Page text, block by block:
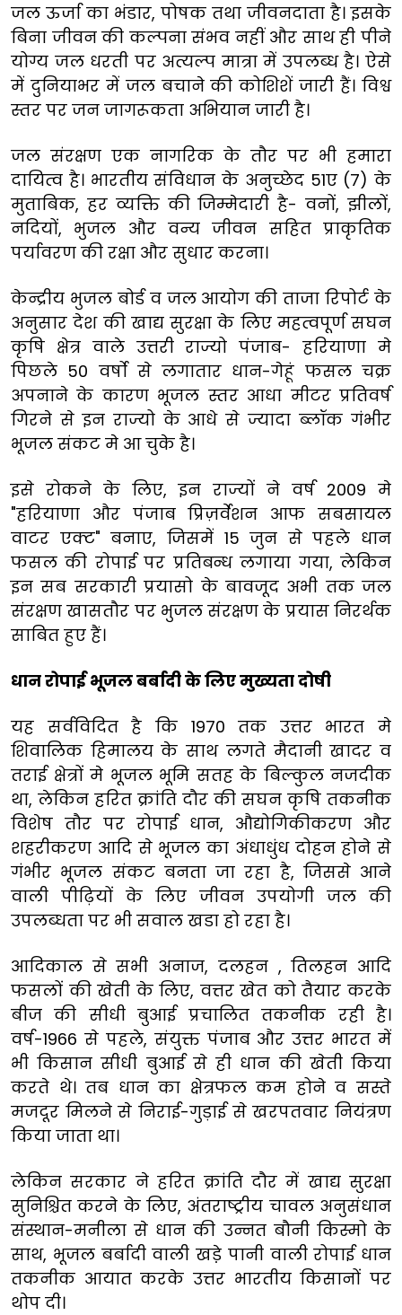
जल ऊर्जा का भंडार, पोषक तथा जीवनदाता है। इसके
बिना जीवन की कल्पना संभव नहीं और साथ ही पीने
योग्य जल धरती पर अत्यल्प मात्रा में उपलब्ध है। ऐसे
में दुनियाभर में जल बचाने की कोशिशें जारी हैं। विश्व
स्तर पर जन जागरूकता अभियान जारी है।
जल संरक्षण एक नागरिक के तौर पर भी हमारा
दायित्व है। भारतीय संविधान के अनुच्छेद 51ए (7) के
मुताबिक, हर व्यक्ति की जिम्मेदारी है- वनों, झीलों,
नदियों, भुजल और वन्य जीवन सहित प्राकृतिक
पर्यावरण की रक्षा और सुधार करना।
केन्द्रीय भुजल बोर्ड व जल आयोग की ताजा रिपोर्ट के
अनुसार देश की खाद्य सुरक्षा के लिए महत्वपूर्ण सघन
कृषि क्षेत्र वाले उत्तरी राज्यो पंजाब- हरियाणा मे
पिछले 50 वर्षो से लगातार धान-गेहूं फसल चक्र
अपनाने के कारण भूजल स्तर आधा मीटर प्रतिवर्ष
गिरने से इन राज्यो के आधे से ज्यादा ब्लॉक गंभीर
भूजल संकट मे आ चुके है।
इसे रोकने के लिए, इन राज्यों ने वर्ष 2009 मे
"हरियाणा और पंजाब प्रिज़र्वेशन आफ सबसायल
वाटर एक्ट" बनाए, जिसमें 15 जुन से पहले धान
फसल की रोपाई पर प्रतिबन्ध लगाया गया, लेकिन
इन सब सरकारी प्रयासो के बावजूद अभी तक जल
संरक्षण खासतौर पर भुजल संरक्षण के प्रयास निरर्थक
साबित हुए हैं।
धान रोपाई भूजल बर्बादी के लिए मुख्यता दोषी
यह सर्वविदित है कि 1970 तक उत्तर भारत मे
शिवालिक हिमालय के साथ लगते मैदानी खादर व
तराई क्षेत्रों मे भूजल भूमि सतह के बिल्कुल नजदीक
था, लेकिन हरित क्रांति दौर की सघन कृषि तकनीक
विशेष तौर पर रोपाई धान, औद्योगिकीकरण और
शहरीकरण आदि से भूजल का अंधाधुंध दोहन होने से
गंभीर भूजल संकट बनता जा रहा है, जिससे आने
वाली पीढ़ियों के लिए जीवन उपयोगी जल की
उपलब्धता पर भी सवाल खडा हो रहा है।
आदिकाल से सभी अनाज, दलहन , तिलहन आदि
फसलों की खेती के लिए, वत्तर खेत को तैयार करके
बीज की सीधी बुआई प्रचालित तकनीक रही है।
वर्ष-1966 से पहले, संयुक्त पंजाब और उत्तर भारत में
भी किसान सीधी बुआई से ही धान की खेती किया
करते थे। तब धान का क्षेत्रफल कम होने व सस्ते
मजदूर मिलने से निराई-गुड़ाई से खरपतवार नियंत्रण
किया जाता था।
लेकिन सरकार ने हरित क्रांति दौर में खाद्य सुरक्षा
सुनिश्चित करने के लिए, अंतराष्ट्रीय चावल अनुसंधान
संस्थान-मनीला से धान की उन्नत बौनी किस्मो के
साथ, भूजल बर्बादी वाली खडे़ पानी वाली रोपाई धान
तकनीक आयात करके उत्तर भारतीय किसानों पर
थोप दी।